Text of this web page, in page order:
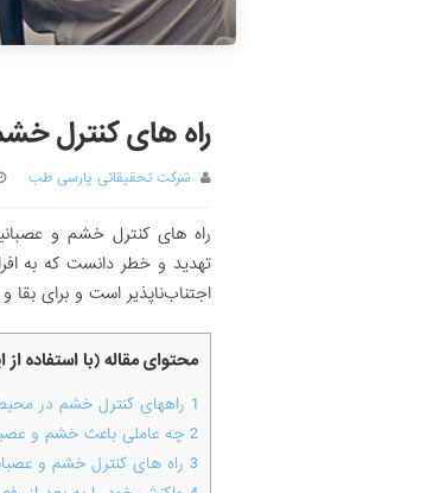
راه های کنترل
شرکت تحقیقاتی پارسی طب
راه های کنترل خشم و
تهدید و خطر دانست که به
اجتناب‌ناپذیر است و برای بقا
محتوای مقاله (با استفاده
1 راههای کنترل خشم در
2 چه عاملی باعث خشم و
3 راه های کنترل خشم و